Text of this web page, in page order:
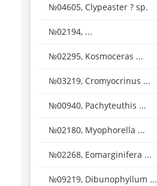
№04605, Clypeaster ? sp.
№02194, ...
№02295, Kosmoceras ...
№03219, Cromyocrinus ...
№00940, Pachyteuthis ...
№02180, Myophorella ...
№02268, Eomarginifera ...
№09219, Dibunophyllum ...